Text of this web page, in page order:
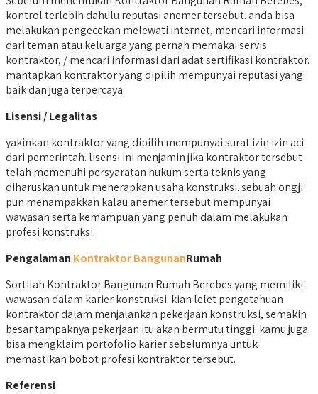
kontrol terlebih dahulu reputasi anemer tersebut. anda bisa
melakukan pengecekan melewati internet, mencari informasi
dari teman atau keluarga yang pernah memakai servis
kontraktor, / mencari informasi dari adat sertifikasi kontraktor.
mantapkan kontraktor yang dipilih mempunyai reputasi yang
baik dan juga terpercaya.
Lisensi / Legalitas
yakinkan kontraktor yang dipilih mempunyai surat izin izin aci
dari pemerintah. lisensi ini menjamin jika kontraktor tersebut
telah memenuhi persyaratan hukum serta teknis yang
diharuskan untuk menerapkan usaha konstruksi. sebuah ongji
pun menampakkan kalau anemer tersebut mempunyai
wawasan serta kemampuan yang penuh dalam melakukan
profesi konstruksi.
Pengalaman Kontraktor BangunanRumah
Sortilah Kontraktor Bangunan Rumah Berebes yang memiliki
wawasan dalam karier konstruksi. kian lelet pengetahuan
kontraktor dalam menjalankan pekerjaan konstruksi, semakin
besar tampaknya pekerjaan itu akan bermutu tinggi. kamu juga
bisa mengklaim portofolio karier sebelumnya untuk
memastikan bobot profesi kontraktor tersebut.
Referensi